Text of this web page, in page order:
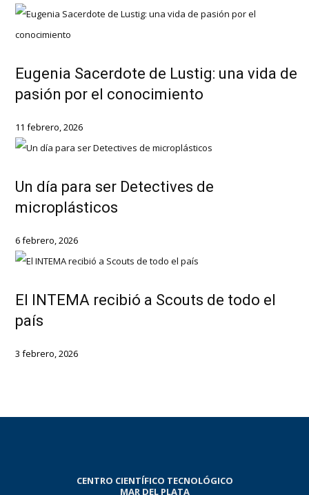
Eugenia Sacerdote de Lustig: una vida de
pasión por el conocimiento
11 febrero, 2026
Un día para ser Detectives de
microplásticos
6 febrero, 2026
El INTEMA recibió a Scouts de todo el
país
3 febrero, 2026
CENTRO CIENTÍFICO TECNOLÓGICO
MAR DEL PLATA